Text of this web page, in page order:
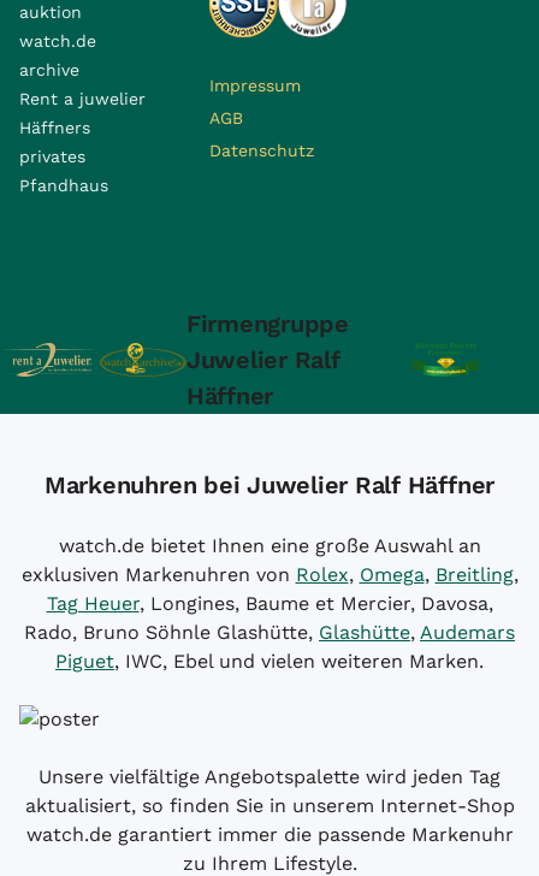
auktion
watch.de
archive
Rent a juwelier
Häffners
privates
Pfandhaus
Impressum
AGB
Datenschutz
Firmengruppe
Juwelier Ralf
Häffner
Markenuhren bei Juwelier Ralf Häffner
watch.de bietet Ihnen eine große Auswahl an
exklusiven Markenuhren von Rolex, Omega, Breitling,
Tag Heuer, Longines, Baume et Mercier, Davosa,
Rado, Bruno Söhnle Glashütte, Glashütte, Audemars
Piguet, IWC, Ebel und vielen weiteren Marken.
Unsere vielfältige Angebotspalette wird jeden Tag
aktualisiert, so finden Sie in unserem Internet-Shop
watch.de garantiert immer die passende Markenuhr
zu Ihrem Lifestyle.